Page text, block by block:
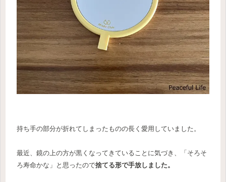
持ち手の部分が折れてしまったものの長く愛用していました。
最近、鏡の上の方が黒くなってきていることに気づき、「そろそ
ろ寿命かな」と思ったので捨てる形で手放しました。